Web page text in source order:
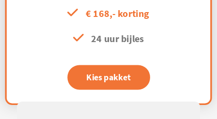
€ 168,- korting
24 uur bijles
Kies pakket